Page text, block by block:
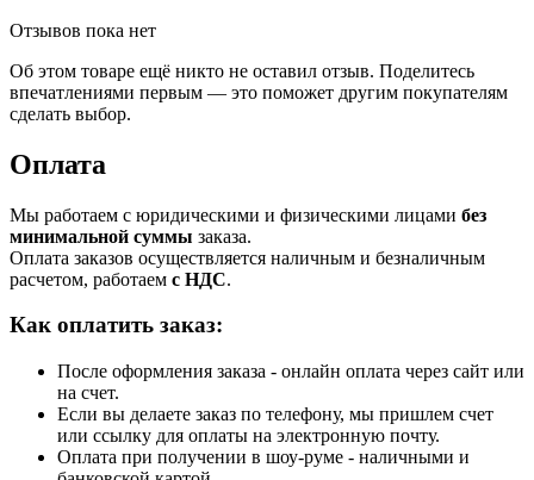
Отзывов пока нет
Об этом товаре ещё никто не оставил отзыв. Поделитесь
впечатлениями первым — это поможет другим покупателям
сделать выбор.
Оплата
Мы работаем с юридическими и физическими лицами без
минимальной суммы заказа.
Оплата заказов осуществляется наличным и безналичным
расчетом, работаем с НДС.
Как оплатить заказ:
После оформления заказа - онлайн оплата через сайт или
на счет.
Если вы делаете заказ по телефону, мы пришлем счет
или ссылку для оплаты на электронную почту.
Оплата при получении в шоу-руме - наличными и